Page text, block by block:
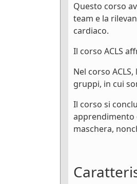
Questo corso
team e la
cardiaco.
Il corso ACLS
Nel corso
gruppi, in cui
Il corso si
apprendimento
maschera,